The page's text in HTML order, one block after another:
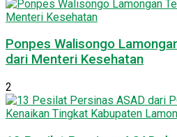
Ponpes Walisongo
dari Menteri Kesehatan
2